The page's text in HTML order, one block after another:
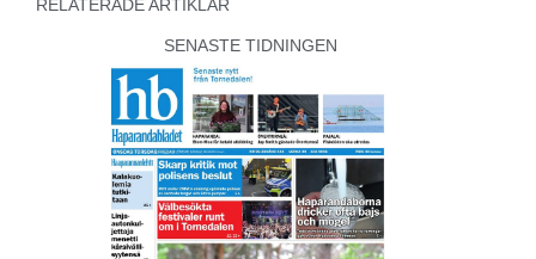
RELATERADE ARTIKLAR
SENASTE TIDNINGEN